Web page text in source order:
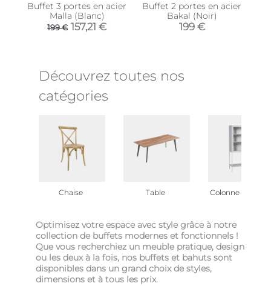
Buffet 3 portes en acier
Malla (Blanc)
199 € 157,21 €
Buffet 2 portes en acier
Bakal (Noir)
199 €
Découvrez toutes nos
catégories
Chaise Table Colonne & vitrine
Optimisez votre espace avec style grâce à notre
collection de buffets modernes et fonctionnels !
Que vous recherchiez un meuble pratique, design
ou les deux à la fois, nos buffets et bahuts sont
disponibles dans un grand choix de styles,
dimensions et à tous les prix.